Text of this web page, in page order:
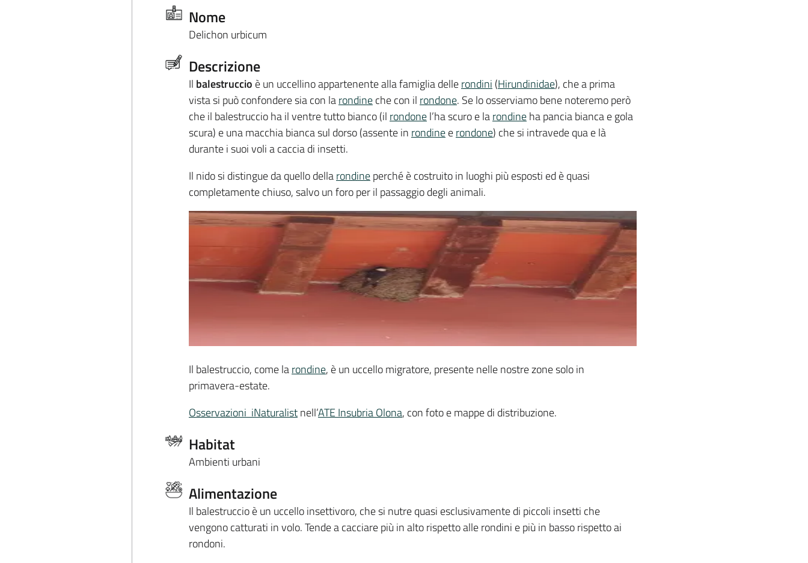
Nome
Delichon urbicum
Descrizione
Il balestruccio è un uccellino appartenente alla famiglia dellerondini (Hirundinidae), che a prima
vista si può confondere sia con larondineche con il rondone. Se lo osserviamo bene noteremo però
che il balestruccio ha il ventre tutto bianco (il rondonel’ha scuro e larondineha pancia bianca e gola
scura) e una macchia bianca sul dorso (assente in rondineerondone) che si intravede qua e là
durante i suoi voli a caccia di insetti.
Il nido si distingue da quello dellarondineperché è costruito in luoghi più esposti ed è quasi
completamente chiuso, salvo un foro per il passaggio degli animali.
Il balestruccio, come larondine, è un uccello migratore, presente nelle nostre zone solo in
primavera-estate.
Osservazioni iNaturalistnell’ATE Insubria Olona, con foto e mappe di distribuzione.
Habitat
Ambienti urbani
Alimentazione
Il balestruccio è un uccello insettivoro, che si nutre quasi esclusivamente di piccoli insetti che
vengono catturati in volo. Tende a cacciare più in alto rispetto alle rondini e più in basso rispetto ai
rondoni.